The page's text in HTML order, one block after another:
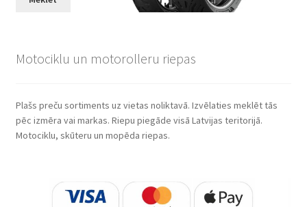
Motociklu un motorolleru riepas
Plašs preču sortiments uz vietas noliktavā. Izvēlaties meklēt tās
pēc izmēra vai markas. Riepu piegāde visā Latvijas teritorijā.
Motociklu, skūteru un mopēda riepas.